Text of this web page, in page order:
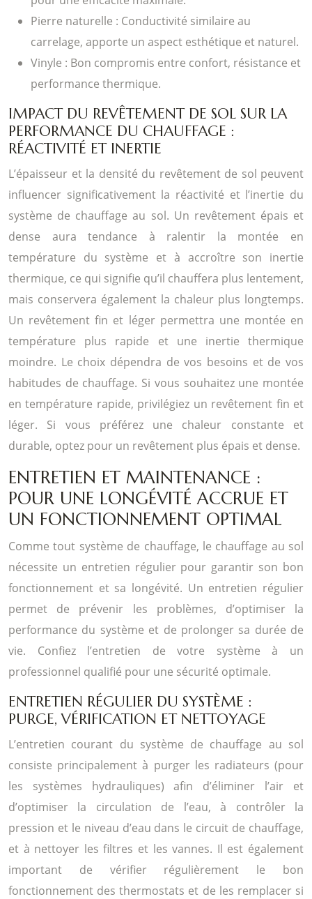
Pierre naturelle : Conductivité similaire au
carrelage, apporte un aspect esthétique et naturel.
Vinyle : Bon compromis entre confort, résistance et
performance thermique.
IMPACT DU REVÊTEMENT DE SOL SUR LA
PERFORMANCE DU CHAUFFAGE :
RÉACTIVITÉ ET INERTIE
L’épaisseur et la densité du revêtement de sol peuvent
influencer significativement la réactivité et l’inertie du
système de chauffage au sol. Un revêtement épais et
dense aura tendance à ralentir la montée en
température du système et à accroître son inertie
thermique, ce qui signifie qu’il chauffera plus lentement,
mais conservera également la chaleur plus longtemps.
Un revêtement fin et léger permettra une montée en
température plus rapide et une inertie thermique
moindre. Le choix dépendra de vos besoins et de vos
habitudes de chauffage. Si vous souhaitez une montée
en température rapide, privilégiez un revêtement fin et
léger. Si vous préférez une chaleur constante et
durable, optez pour un revêtement plus épais et dense.
ENTRETIEN ET MAINTENANCE :
POUR UNE LONGÉVITÉ ACCRUE ET
UN FONCTIONNEMENT OPTIMAL
Comme tout système de chauffage, le chauffage au sol
nécessite un entretien régulier pour garantir son bon
fonctionnement et sa longévité. Un entretien régulier
permet de prévenir les problèmes, d’optimiser la
performance du système et de prolonger sa durée de
vie. Confiez l’entretien de votre système à un
professionnel qualifié pour une sécurité optimale.
ENTRETIEN RÉGULIER DU SYSTÈME :
PURGE, VÉRIFICATION ET NETTOYAGE
L’entretien courant du système de chauffage au sol
consiste principalement à purger les radiateurs (pour
les systèmes hydrauliques) afin d’éliminer l’air et
d’optimiser la circulation de l’eau, à contrôler la
pression et le niveau d’eau dans le circuit de chauffage,
et à nettoyer les filtres et les vannes. Il est également
important de vérifier régulièrement le bon
fonctionnement des thermostats et de les remplacer si